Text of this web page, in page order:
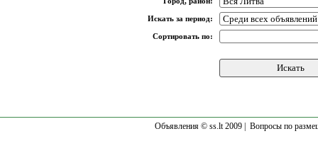
Искать за период:
Сортировать по:
Объявления © ss.lt 2009 | Вопросы по